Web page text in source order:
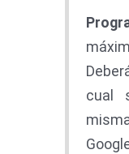
cual